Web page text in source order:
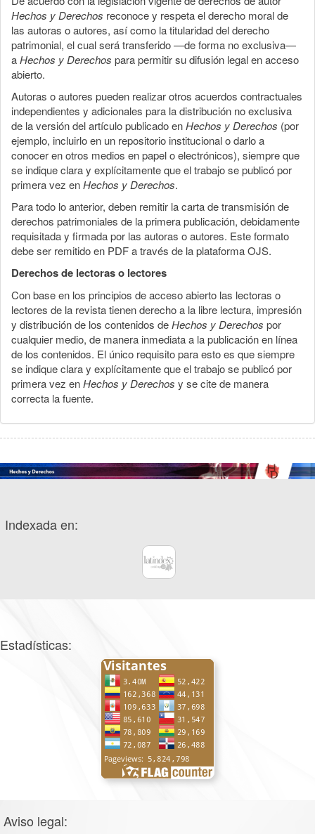
Hechos y Derechos reconoce y respeta el derecho moral de
las autoras o autores, así como la titularidad del derecho
patrimonial, el cual será transferido —de forma no exclusiva—
aHechos y Derechos para permitir su difusión legal en acceso
abierto.
Autoras o autores pueden realizar otros acuerdos contractuales
independientes y adicionales para la distribución no exclusiva
de la versión del artículo publicado enHechos y Derechos (por
ejemplo, incluirlo en un repositorio institucional o darlo a
conocer en otros medios en papel o electrónicos), siempre que
se indique clara y explícitamente que el trabajo se publicó por
primera vez enHechos y Derechos.
Para todo lo anterior, deben remitir la carta de transmisión de
derechos patrimoniales de la primera publicación, debidamente
requisitada y firmada por las autoras o autores. Este formato
debe ser remitido en PDF a través de la plataforma OJS.
Derechos de lectoras o lectores
Con base en los principios de acceso abierto las lectoras o
lectores de la revista tienen derecho a la libre lectura, impresión
y distribución de los contenidos deHechos y Derechos por
cualquier medio, de manera inmediata a la publicación en línea
de los contenidos. El único requisito para esto es que siempre
se indique clara y explícitamente que el trabajo se publicó por
primera vez enHechos y Derechos y se cite de manera
correcta la fuente.
Indexada en:
Estadísticas:
Aviso legal: